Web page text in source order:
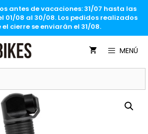
antes de vacaciones: 31/07 hasta las
01/08 al 30/08. Los pedidos realizados
cierre se enviarán el 31/08.
MENÚ